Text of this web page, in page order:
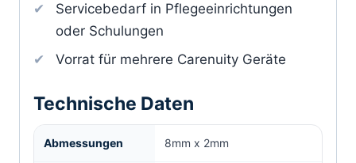
Servicebedarf in Pflegeeinrichtungen
oder Schulungen
Vorrat für mehrere Carenuity Geräte
Technische Daten
Abmessungen 8mm x 2mm